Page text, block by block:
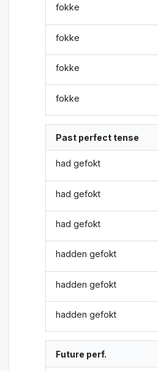
fokke
fokke
fokke
fokke
Past perfect tense
had gefokt
had gefokt
had gefokt
hadden gefokt
hadden gefokt
hadden gefokt
Future perf.